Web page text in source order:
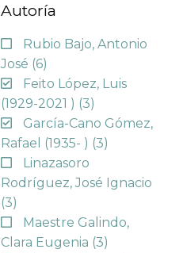
Autoría
Rubio Bajo, Antonio
José (6)
Feito López, Luis
(1929-2021 ) (3)
García-Cano Gómez,
Rafael (1935- ) (3)
Linazasoro
Rodríguez, José Ignacio
(3)
Maestre Galindo,
Clara Eugenia (3)